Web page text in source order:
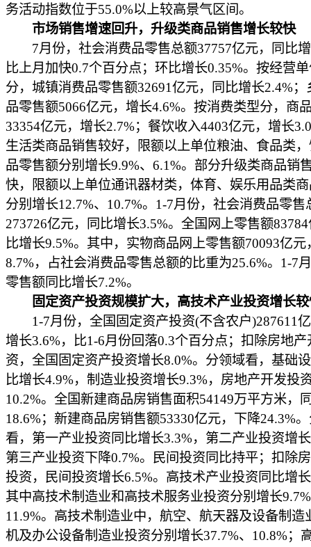
务活动指数位于55.0%以上较高景气区间。
市场销售增速回升，升级类商品销售增长较快
7月份，社会消费品零售总额37757亿元，同比增
比上月加快0.7个百分点；环比增长0.35%。按经营
分，城镇消费品零售额32691亿元，同比增长2.4%；
品零售额5066亿元，增长4.6%。按消费类型分，商
33354亿元，增长2.7%；餐饮收入4403亿元，增长
生活类商品销售较好，限额以上单位粮油、食品类
品零售额分别增长9.9%、6.1%。部分升级类商品销
快，限额以上单位通讯器材类，体育、娱乐用品类
分别增长12.7%、10.7%。1-7月份，社会消费品零售
273726亿元，同比增长3.5%。全国网上零售额
比增长9.5%。其中，实物商品网上零售额70093亿元
8.7%，占社会消费品零售总额的比重为25.6%。1-7
零售额同比增长7.2%。
固定资产投资规模扩大，高技术产业投资增长较
1-7月份，全国固定资产投资(不含农户)287611
增长3.6%，比1-6月份回落0.3个百分点；扣除房地产
资，全国固定资产投资增长8.0%。分领域看，基础
比增长4.9%，制造业投资增长9.3%，房地产开发投
10.2%。全国新建商品房销售面积54149万平方米，
18.6%；新建商品房销售额53330亿元，下降24.3%
看，第一产业投资同比增长3.3%，第二产业投资增
第三产业投资下降0.7%。民间投资同比持平；扣除
投资，民间投资增长6.5%。高技术产业投资同比增
其中高技术制造业和高技术服务业投资分别增长
11.9%。高技术制造业中，航空、航天器及设备制造
机及办公设备制造业投资分别增长37.7%、10.8%；